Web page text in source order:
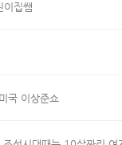
이집쌤
국 이상준쇼